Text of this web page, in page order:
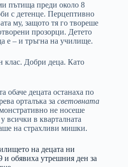
пътища преди около 8
с детенце. Перцептивно
му, защото тя го твореше
прозорци. Детето
е – и тръгна на училище.
клас. Добри деца. Като
обаче децата останаха по
орталъка за световната
не носеше
всички в кварталната
на страхливи мишки.
на децата ни
обявиха утрешния ден за